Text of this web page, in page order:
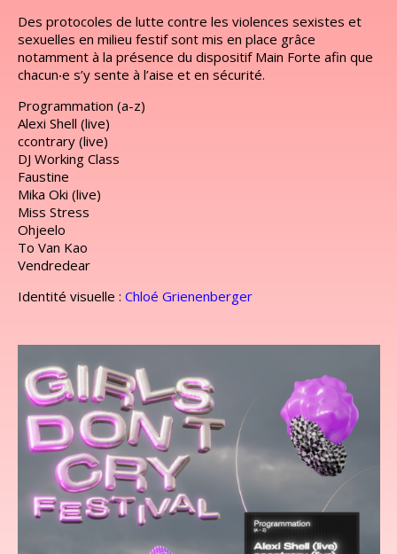
Des protocoles de lutte contre les violences sexistes et
sexuelles en milieu festif sont mis en place grâce
notamment à la présence du dispositif Main Forte afin que
chacun‧e s’y sente à l’aise et en sécurité.
Programmation (a-z)
Alexi Shell (live)
ccontrary (live)
DJ Working Class
Faustine
Mika Oki (live)
Miss Stress
Ohjeelo
To Van Kao
Vendredear
Identité visuelle : Chloé Grienenberger